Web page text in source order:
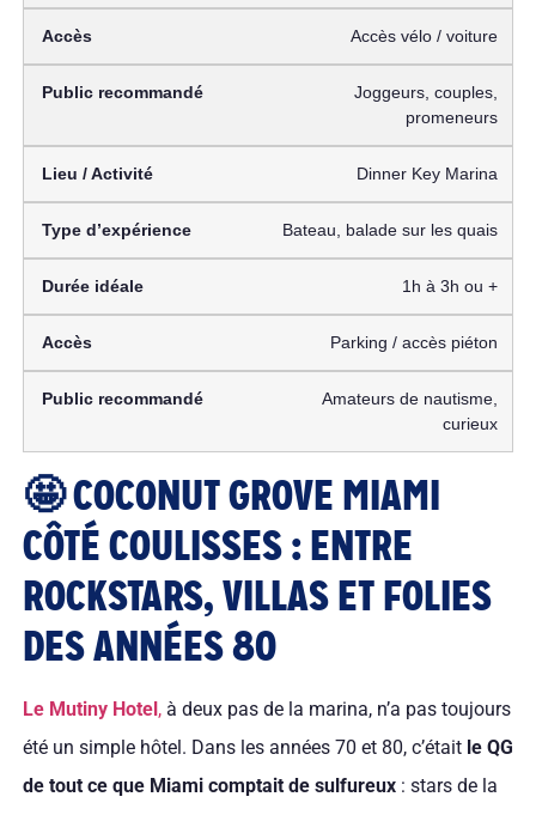
Accès vélo / voiture
Joggeurs, couples,
promeneurs
Dinner Key Marina
Bateau, balade sur les quais
1h à 3h ou +
Parking / accès piéton
Amateurs de nautisme,
curieux
🤩 COCONUT GROVE MIAMI
CÔTÉ COULISSES : ENTRE
ROCKSTARS, VILLAS ET FOLIES
DES ANNÉES 80
Le Mutiny Hotel ,à deux pas de la marina, n’a pas toujours
été un simple hôtel. Dans les années 70 et 80, c’était le QG
de tout ce que Miami comptait de sulfureux: stars de la